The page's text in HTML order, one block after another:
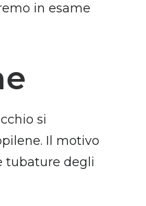
in esame
si
Il motivo
tubature degli